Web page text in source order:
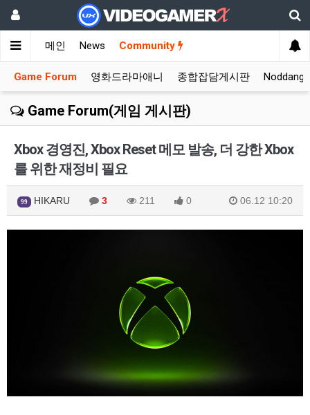
메인 News Community
Game Forum 영화드라마애니 종합잡담게시판 Noddang
Game Forum(게임 게시판)
Xbox 경영진, Xbox Reset 메모 발송, 더 강한 Xbox
를 위한 재정비 필요
99 HIKARU 3 211 0 06.12 10:20